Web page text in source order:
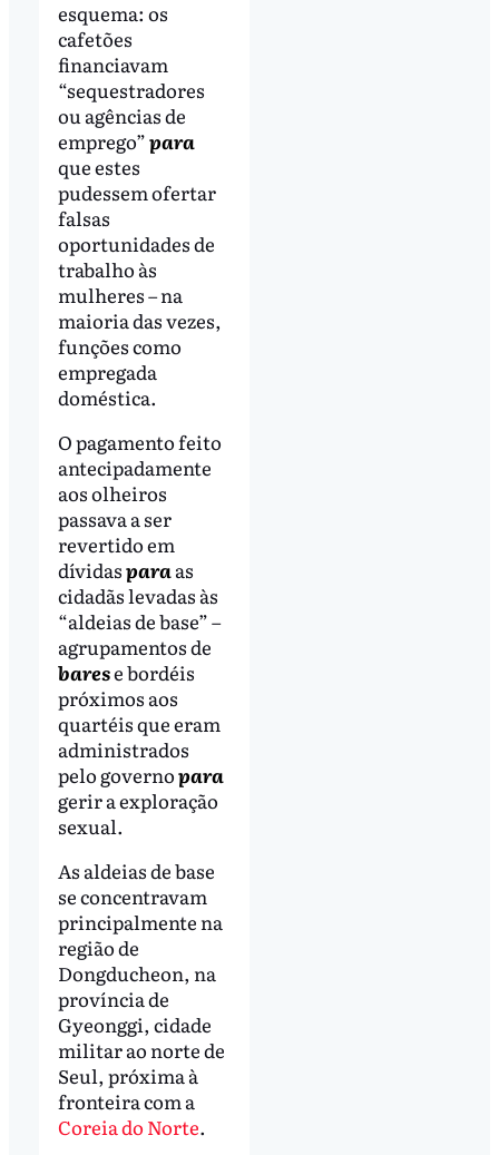
esquema: os
cafetões
financiavam
“sequestradores
ou agências de
emprego”para
que estes
pudessem ofertar
falsas
oportunidades de
trabalho às
mulheres – na
maioria das vezes,
funções como
empregada
doméstica.
O pagamento feito
antecipadamente
aos olheiros
passava a ser
revertido em
dívidasparaas
cidadãs levadas às
“aldeias de base” –
agrupamentos de
barese bordéis
próximos aos
quartéis que eram
administrados
pelo governopara
gerir a exploração
sexual.
As aldeias de base
se concentravam
principalmente na
região de
Dongducheon, na
província de
Gyeonggi, cidade
militar ao norte de
Seul, próxima à
fronteira com a
Coreia do Norte.